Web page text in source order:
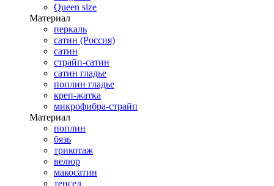
Queen size
Материал
перкаль
сатин (Россия)
сатин
страйп-сатин
сатин гладье
поплин гладье
креп-жатка
микрофибра-страйп
Материал
поплин
бязь
трикотаж
велюр
макосатин
тенсел